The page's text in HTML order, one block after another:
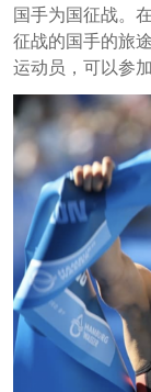
国手为国征战。
征战的国手的旅
运动员，可以参